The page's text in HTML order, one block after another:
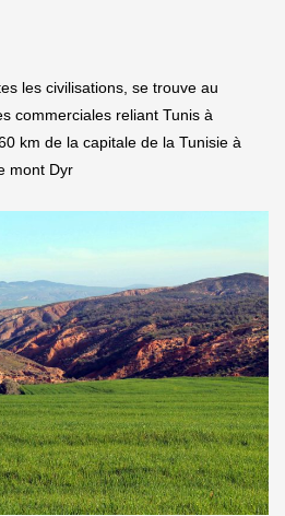
les civilisations, se trouve au
commerciales reliant Tunis à
km de la capitale de la Tunisie à
mont Dyr